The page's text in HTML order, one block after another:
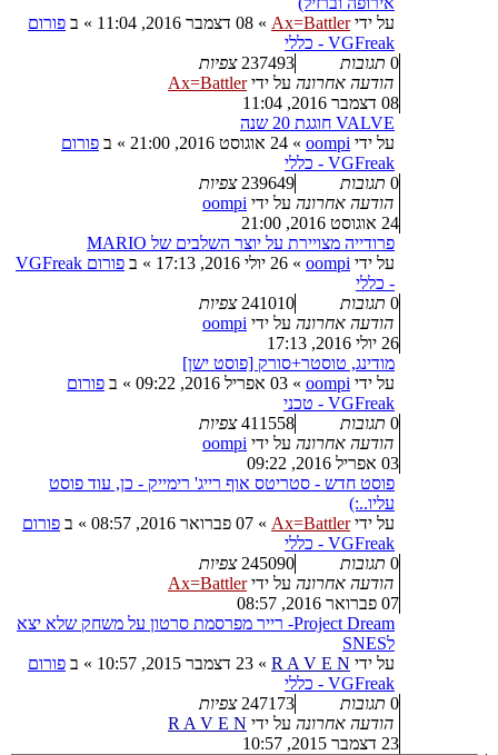
על ידיAx=Battler
» 08 דצמבר 2016, 11:04 » ב פורום
VGFreak - כללי
0 תגובות 237493 צפיות
הודעה אחרונה על ידיAx=Battler
08 דצמבר 2016, 11:04
VALVE חוגגת 20 שנה
על ידי oompi
» 24 אוגוסט 2016, 21:00 » ב פורום
VGFreak - כללי
0 תגובות 239649 צפיות
הודעה אחרונה על ידי oompi
24 אוגוסט 2016, 21:00
פרודייה מצויירת על יוצר השלבים של MARIO
על ידי oompi
» 26 יולי 2016, 17:13 » ב
פורום VGFreak
- כללי
0 תגובות 241010 צפיות
הודעה אחרונה על ידי oompi
26 יולי 2016, 17:13
מודינג, טוסטר+סורק [פוסט ישן]
על ידי oompi
» 03 אפריל 2016, 09:22 » ב פורום
VGFreak - טכני
0 תגובות 411558 צפיות
הודעה אחרונה על ידי oompi
03 אפריל 2016, 09:22
פוסט חדש - סטריטס אוף רייג' רימייק - כן, עוד פוסט
עליו..:)
על ידיAx=Battler
» 07 פברואר 2016, 08:57 » ב פורום
VGFreak - כללי
0 תגובות 245090 צפיות
הודעה אחרונה על ידיAx=Battler
07 פברואר 2016, 08:57
Project Dream- רייר מפרסמת סרטון על משחק שלא יצא
לSNES
על ידי R A V E N
» 23 דצמבר 2015, 10:57 » ב פורום
VGFreak - כללי
0 תגובות 247173 צפיות
הודעה אחרונה על ידי R A V E N
23 דצמבר 2015, 10:57